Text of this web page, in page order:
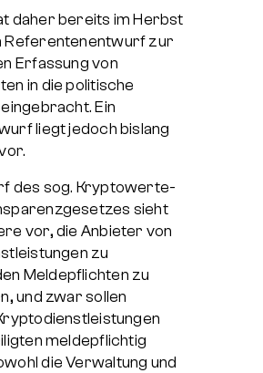
daher bereits im Herbst
Referentenentwurf zur
Erfassung von
in die politische
Ein
liegt jedoch bislang
des sog. Kryptowerte-
sieht
vor, die Anbieter von
zu
Meldepflichten zu
und zwar sollen
meldepflichtig
die Verwaltung und